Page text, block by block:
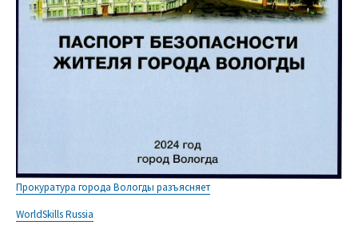
Прокуратура города Вологды разъясняет
WorldSkills Russia